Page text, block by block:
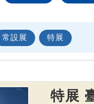
常設展 特展
特展